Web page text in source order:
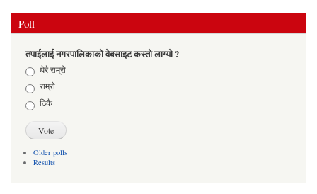
Poll
तपाईलाई नगरपालिकाको वेबसाइट कस्तो लाग्यो ?
Choicesधेरै राम्रो
राम्रो
ठिकै
Older polls
Results